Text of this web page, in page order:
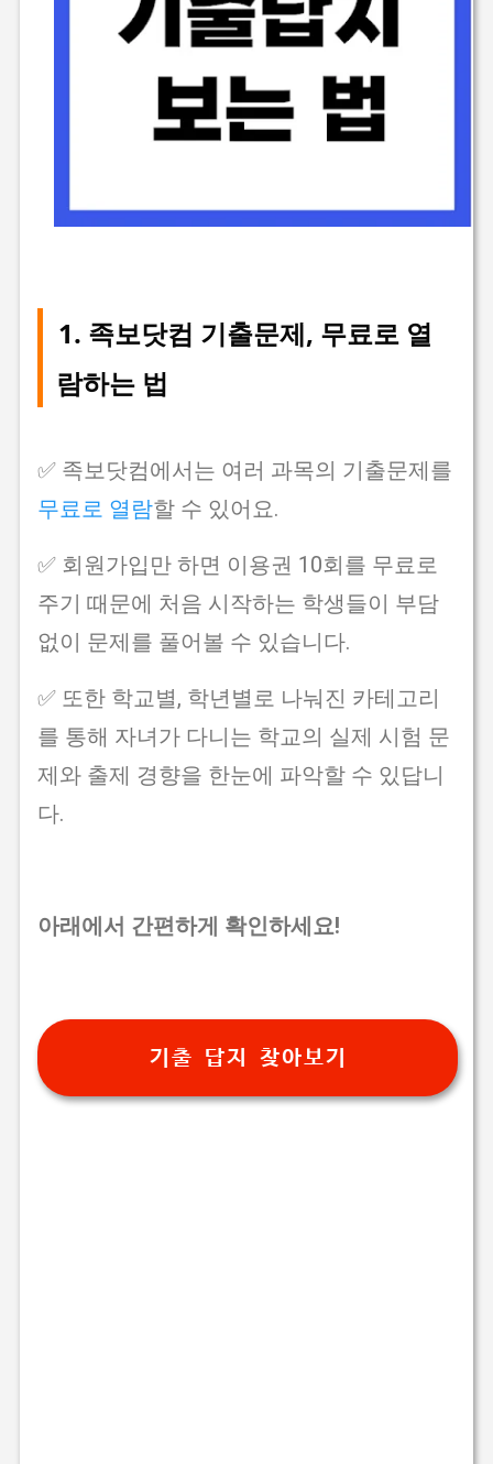
1. 족보닷컴 기출문제, 무료로 열
람하는 법
✅ 족보닷컴에서는 여러 과목의 기출문제를
무료로 열람할 수 있어요.
✅ 회원가입만 하면 이용권 10회를 무료로
주기 때문에 처음 시작하는 학생들이 부담
없이 문제를 풀어볼 수 있습니다.
✅ 또한 학교별, 학년별로 나눠진 카테고리
를 통해 자녀가 다니는 학교의 실제 시험 문
제와 출제 경향을 한눈에 파악할 수 있답니
다.
아래에서 간편하게 확인하세요!
기출 답지 찾아보기